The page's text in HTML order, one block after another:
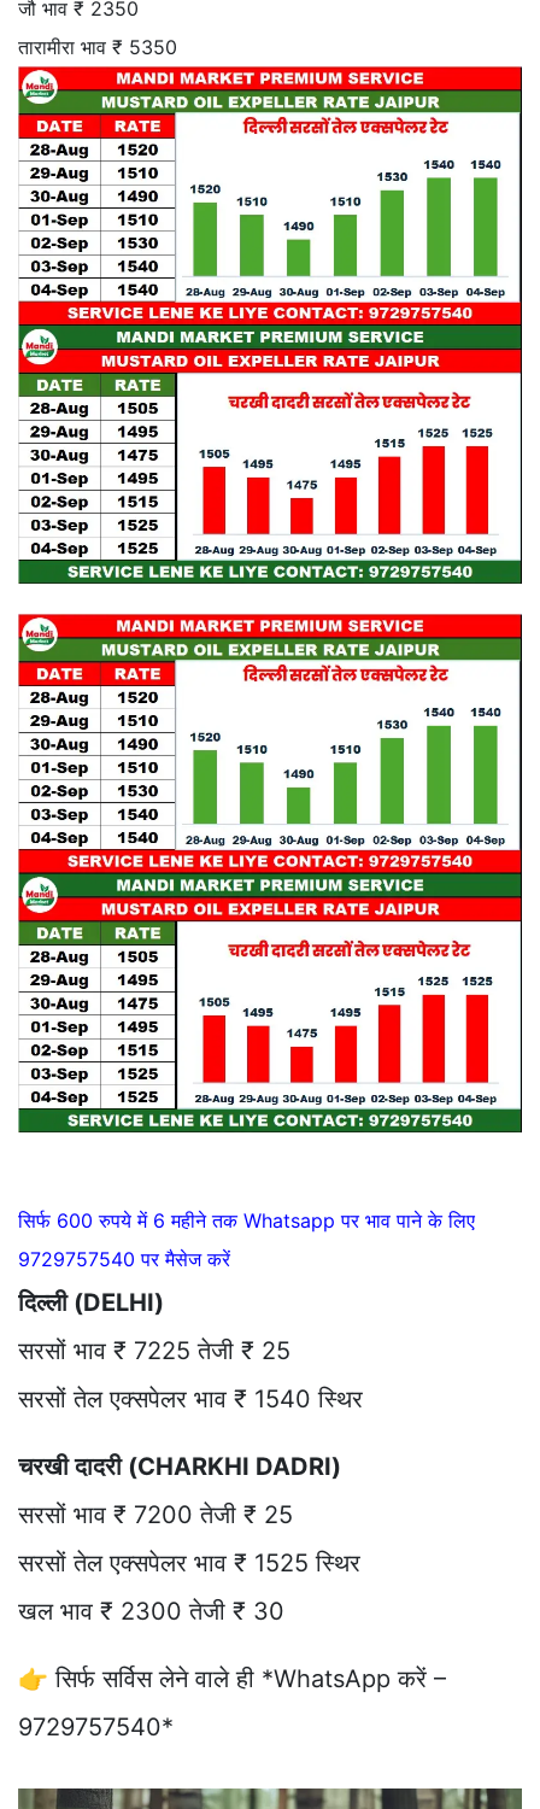
जौ भाव ₹ 2350
तारामीरा भाव ₹ 5350
सिर्फ 600 रुपये में 6 महीने तक Whatsapp पर भाव पाने के लिए
9729757540 पर मैसेज करें
दिल्ली (DELHI)
सरसों भाव ₹ 7225 तेजी ₹ 25
सरसों तेल एक्सपेलर भाव ₹ 1540 स्थिर
चरखी दादरी (CHARKHI DADRI)
सरसों भाव ₹ 7200 तेजी ₹ 25
सरसों तेल एक्सपेलर भाव ₹ 1525 स्थिर
खल भाव ₹ 2300 तेजी ₹ 30
👉 सिर्फ सर्विस लेने वाले ही *WhatsApp करें –
9729757540*